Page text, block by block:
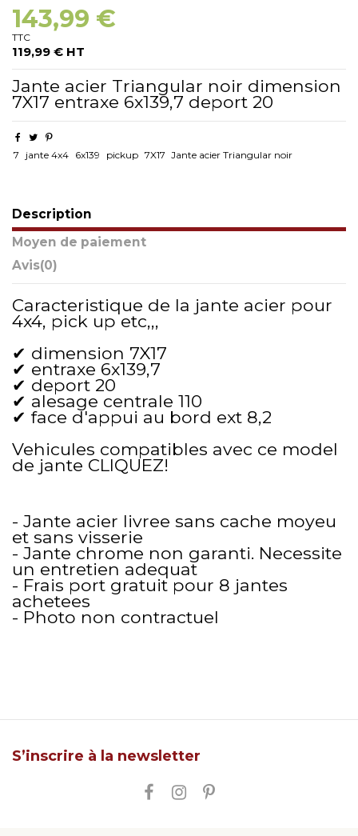
143,99 €
TTC
119,99 € HT
Jante acier Triangular noir dimension
7X17 entraxe 6x139,7 deport 20
7 jante 4x4 6x139 pickup 7X17 Jante acier Triangular noir
Description
Moyen de paiement
Avis(0)
Caracteristique de la jante acier pour
4x4, pick up etc,,,
✔ dimension 7X17
✔ entraxe 6x139,7
✔ deport 20
✔ alesage centrale 110
✔ face d'appui au bord ext 8,2
Vehicules compatibles avec ce model
de jante CLIQUEZ!
- Jante acier livree sans cache moyeu
et sans visserie
- Jante chrome non garanti. Necessite
un entretien adequat
- Frais port gratuit pour 8 jantes
achetees
- Photo non contractuel
S’inscrire à la newsletter